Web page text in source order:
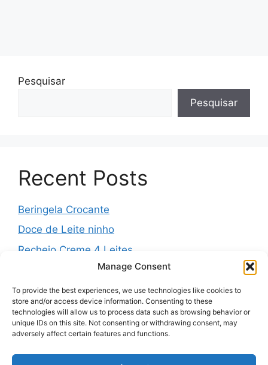
Manage Consent
To provide the best experiences, we use technologies like cookies to
store and/or access device information. Consenting to these
technologies will allow us to process data such as browsing behavior or
unique IDs on this site. Not consenting or withdrawing consent, may
adversely affect certain features and functions.
Pesquisar
Pesquisar
Recent Posts
Beringela Crocante
Doce de Leite ninho
Recheio Creme 4 Leites
Água de Louro para o Jejum
Massa Folhada da Vovó
Recent Comments